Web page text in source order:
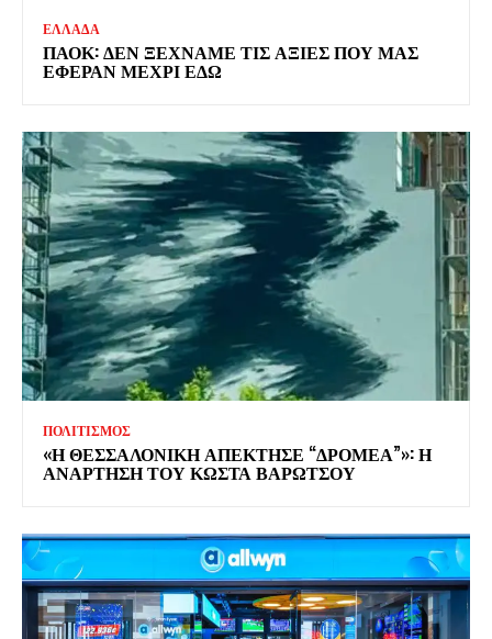
ΕΛΛΑΔΑ
ΠΑΟΚ: ΔΕΝ ΞΕΧΝΑΜΕ ΤΙΣ ΑΞΙΕΣ ΠΟΥ ΜΑΣ
ΕΦΕΡΑΝ ΜΕΧΡΙ ΕΔΩ
ΠΟΛΙΤΙΣΜΟΣ
«Η ΘΕΣΣΑΛΟΝΙΚΗ ΑΠΕΚΤΗΣΕ “ΔΡΟΜΕΑ”»: Η
ΑΝΑΡΤΗΣΗ ΤΟΥ ΚΩΣΤΑ ΒΑΡΩΤΣΟΥ